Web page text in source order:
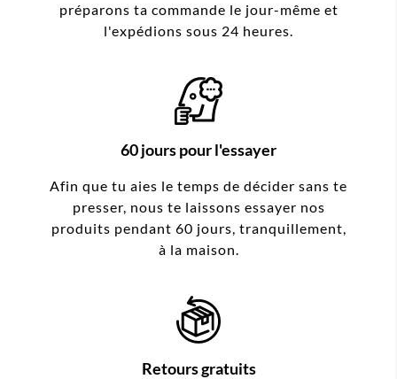
préparons ta commande le jour-même et
l'expédions sous 24 heures.
60 jours pour l'essayer
Afin que tu aies le temps de décider sans te
presser, nous te laissons essayer nos
produits pendant 60 jours, tranquillement,
à la maison.
Retours gratuits